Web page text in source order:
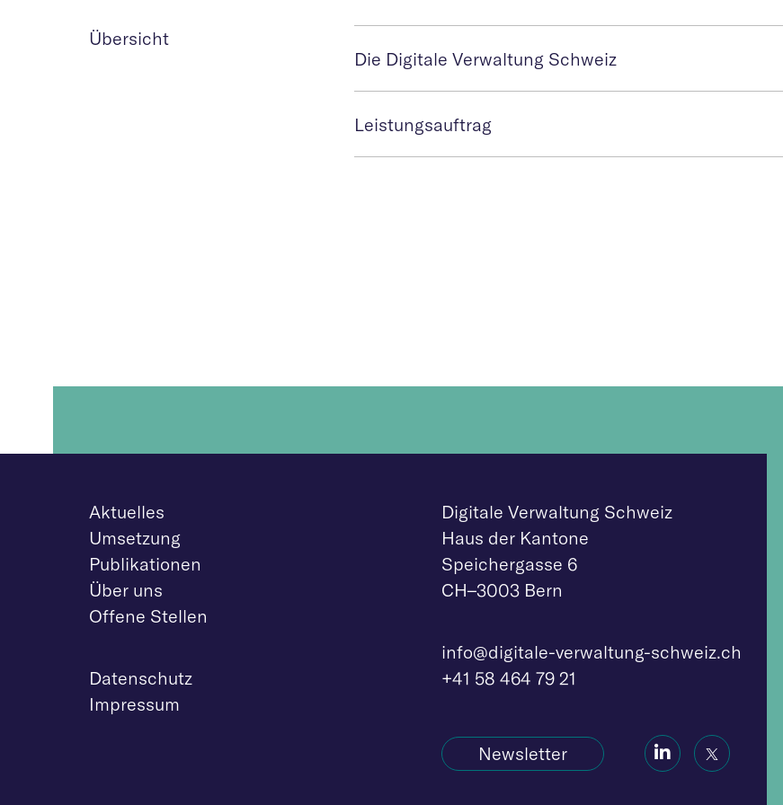
Übersicht
Die Digitale Verwaltung Schweiz
Leistungsauftrag
Aktuelles
Umsetzung
Publikationen
Über uns
Offene Stellen
Datenschutz
Impressum
Digitale Verwaltung Schweiz
Haus der Kantone
Speichergasse 6
CH–3003 Bern
info@digitale-verwaltung-schweiz.ch
+41 58 464 79 21
Newsletter
Social Social